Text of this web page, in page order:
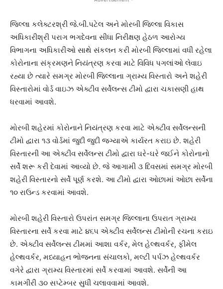
જિલ્લા કલેક્ટરશ્રી જે.બી.પટેલ અને મોરબી જિલ્લા વિકાસ
અધિકારીશ્રી પરાગ ભગદેવના સીધા નિરીક્ષણ હેઠળ આરોગ્ય
વિભાગના અધિકારીઓ સાથે સંકલન કરી મોરબી જિલ્લામાં વધી રહેલા
કોરોનાના સંક્રમણને નિયંત્રણ કરવા માટે વિવિધ પગલાંઓ લેવાઇ
રહ્યા છે ત્યારે સમગ્ર મોરબી જિલ્લાના ગ્રામ્ય વિસ્તારો અને શહેરી
વિસ્તારોમાં વોર્ડ વાઇઝ એક્ટીવ સર્વેલન્સ ટીમો દ્વારા ચકાસણી હાથ
ધરવામાં આવશે.
મોરબી શહેરમાં કોરોનાને નિયંત્રણ કરવા માટે એક્ટીવ સર્વેલન્સની
ટીમો દ્વારા ૧૩ વોર્ડમાં જુદી જુદી જગ્યાએ કાર્યરત કરાઇ છે. શહેરી
વિસ્તારની આ એક્ટીવ સર્વેલન્સ ટીમો દ્વારા ઘરે-ઘરે જઈને કોરોનાનો
સર્વે શરૂ કરી દેવામાં આવ્યો છે. જે આગામી ૩ દિવસમાં સમગ્ર મોરબી
શહેરી વિસ્તારનો સર્વે પૂર્ણ કરશે. આ ટીમો દ્વારા ઓછામાં ઓછા સર્વેના
૧૦ રાઉન્ડ કરવામાં આવશે.
મોરબી શહેરી વિસ્તારો ઉપરાંત સમગ્ર જિલ્લાના ઉપરાત ગ્રામ્ય
વિસ્તારના સર્વે કરવા માટે ૪૬૫ એક્ટીવ સર્વેલન્સ ટીમોની રચના કરાઇ
છે. એક્ટીવ સર્વેલન્સ ટીમમાં આશા વર્કર, મેલ હેલ્થવર્કર, ફીમેલ
હેલ્થવર્કર, મધ્યાહન ભોજનના સંચાલકો, મલ્ટી પર્પઝ હેલ્થવર્કર
વગેરે દ્વારા ગ્રામ્ય વિસ્તારમાં સર્વે કરવામાં આવશે. સર્વેની આ
કામગીરી ૩૦ સપ્ટેમ્બર સુધી ચલાવવામાં આવશે.